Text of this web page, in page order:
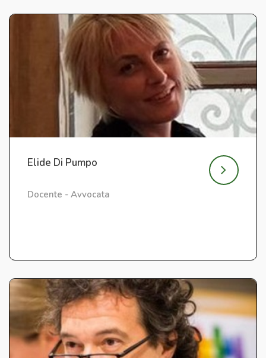
Elide Di Pumpo
Docente - Avvocata